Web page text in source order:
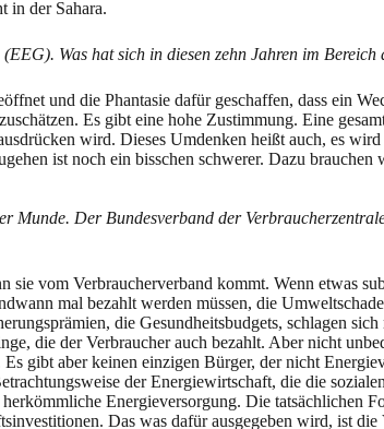
in der Sahara.
Was hat sich in diesen zehn Jahren im
und die Phantasie dafür geschaffen, dass ein
Es gibt eine hohe Zustimmung. Eine
wird. Dieses Umdenken heißt auch, es
ist noch ein bisschen schwerer. Dazu
Munde. Der Bundesverband der
sie vom Verbraucherverband kommt. Wenn etwas
mal bezahlt werden müssen, die
die Gesundheitsbudgets, schlagen
die der Verbraucher auch bezahlt. Aber nicht
gibt aber keinen einzigen Bürger, der nicht
der Energiewirtschaft, die die
Energieversorgung. Die tatsächlichen
Das was dafür ausgegeben wird, ist